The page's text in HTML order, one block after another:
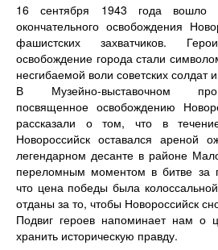
16 сентября 1943 года вошло
окончательного освобождения
фашистских захватчиков.
освобождение города стали
несгибаемой воли советских солдат
В Музейно-выставочном
посвященное освобождению
рассказали о том, что в
Новороссийск оставался ареной
легендарном десанте в районе
переломным моментом в битве за
что цена победы была
отданы за то, чтобы Новороссийск
Подвиг героев напоминает нам о
хранить историческую правду.